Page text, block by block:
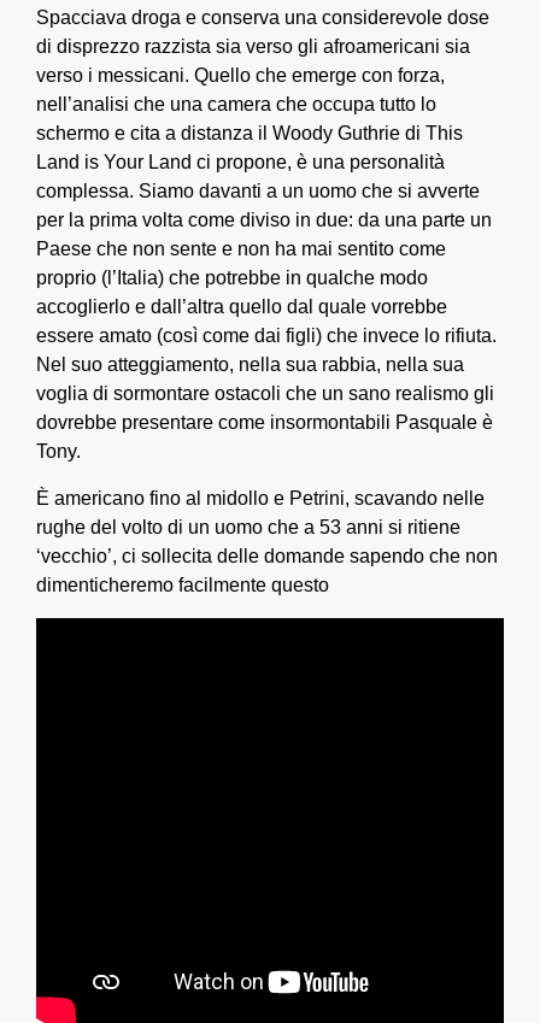
Spacciava droga e conserva una considerevole dose
di disprezzo razzista sia verso gli afroamericani sia
verso i messicani. Quello che emerge con forza,
nell’analisi che una camera che occupa tutto lo
schermo e cita a distanza il Woody Guthrie di This
Land is Your Land ci propone, è una personalità
complessa. Siamo davanti a un uomo che si avverte
per la prima volta come diviso in due: da una parte un
Paese che non sente e non ha mai sentito come
proprio (l’Italia) che potrebbe in qualche modo
accoglierlo e dall’altra quello dal quale vorrebbe
essere amato (così come dai figli) che invece lo rifiuta.
Nel suo atteggiamento, nella sua rabbia, nella sua
voglia di sormontare ostacoli che un sano realismo gli
dovrebbe presentare come insormontabili Pasquale è
Tony.
È americano fino al midollo e Petrini, scavando nelle
rughe del volto di un uomo che a 53 anni si ritiene
‘vecchio’, ci sollecita delle domande sapendo che non
dimenticheremo facilmente questo